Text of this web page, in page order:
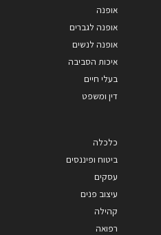
אופנה
אופנה לגברים
אופנה לנשים
איכות הסביבה
בעלי חיים
דין ומשפט
כלכלה
ביטוח ופיננסים
עסקים
עיצוב פנים
קהילה
רפואה